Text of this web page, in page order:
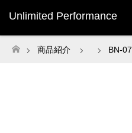
Unlimited Performance
ホーム
商品紹介 BN-07